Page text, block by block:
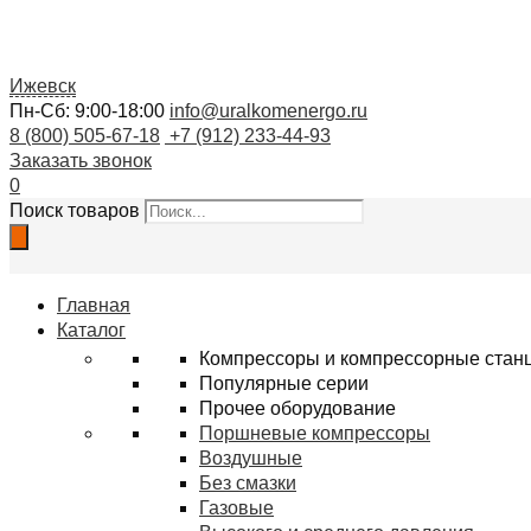
Ижевск
Пн-Сб: 9:00-18:00 info@uralkomenergo.ru
8 (800) 505-67-18 +7 (912) 233-44-93
Заказать звонок
0
Поиск товаров
Главная
Каталог
Компрессоры и компрессорные
Популярные серии
Прочее оборудование
Поршневые компрессоры
Воздушные
Без смазки
Газовые